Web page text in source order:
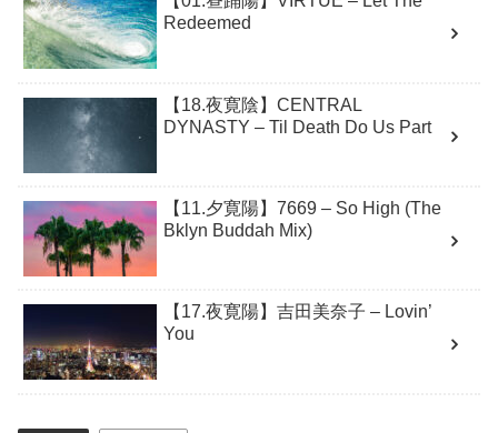
Redeemed
【18.夜寛陰】CENTRAL
DYNASTY – Til Death Do Us Part
【11.夕寛陽】7669 – So High (The
Bklyn Buddah Mix)
【17.夜寛陽】吉田美奈子 – Lovin’
You